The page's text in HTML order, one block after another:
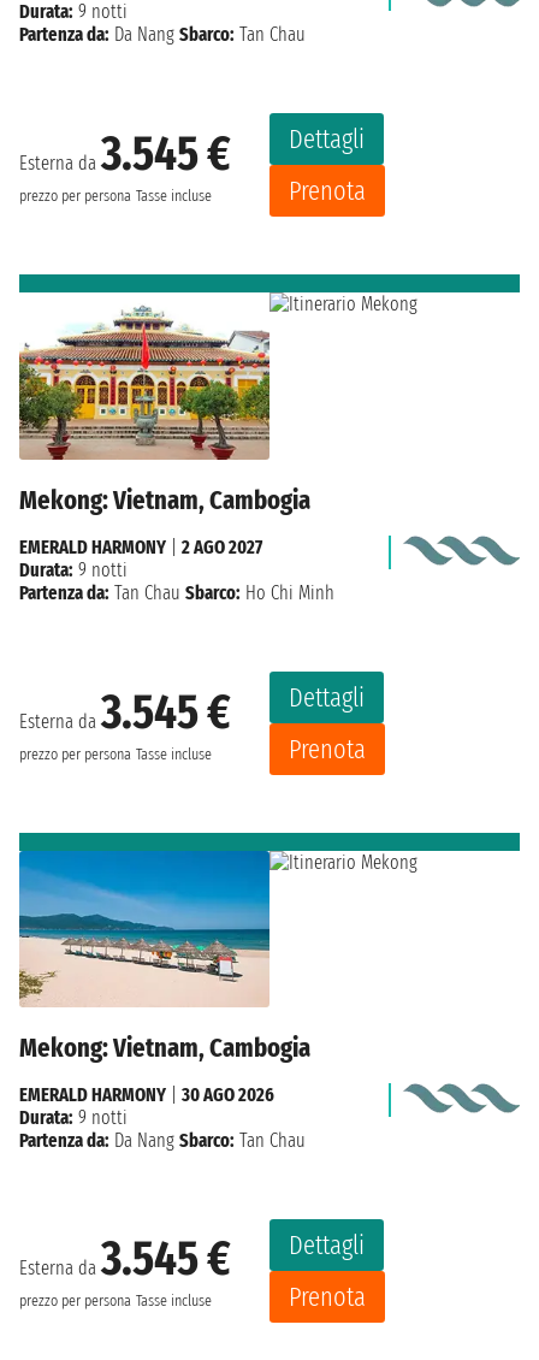
Esterna da3.545 €
prezzo per persona Tasse incluse
Dettagli
Prenota
Durata: 9 notti
Partenza da: Da Nang Sbarco: Tan Chau
Mekong: Vietnam, Cambogia
Esterna da3.545 €
prezzo per persona Tasse incluse
Dettagli
Prenota
EMERALD HARMONY
2 AGO 2027
Durata: 9 notti
Partenza da: Tan Chau Sbarco: Ho Chi Minh
Mekong: Vietnam, Cambogia
Esterna da3.545 €
prezzo per persona Tasse incluse
Dettagli
Prenota
EMERALD HARMONY
30 AGO 2026
Durata: 9 notti
Partenza da: Da Nang Sbarco: Tan Chau